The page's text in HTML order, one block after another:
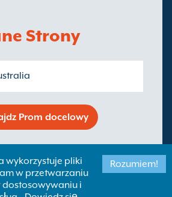
Strony
Prom docelowy
wykorzystuje pliki
w przetwarzaniu
dostosowywaniu i
Rozumiem!